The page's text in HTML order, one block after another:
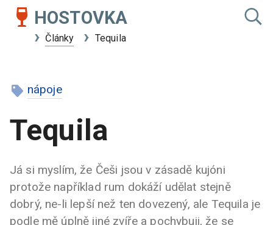
HOSTOVKA
Články Tequila
nápoje
Tequila
Já si myslím, že Češi jsou v zásadě kujóni
protože například rum dokáží udělat stejně
dobrý, ne-li lepší než ten dovezený, ale Tequila je
podle mě úplně jiné zvíře a pochybuji, že se